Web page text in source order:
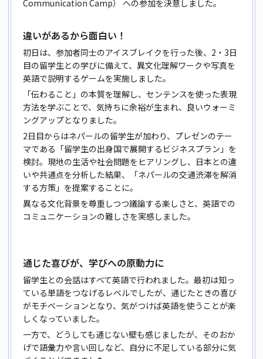
Communication Camp） への参加を決意しました。
違いがあるから面白い！
初日は、参加者同士のアイスブレイクを行った後、2・3日
目の留学生との学びに備えて、異文化理解ワークや写真を
英語で説明するゲームを実施しました。
「伝わること」の本質を理解し、センテンスを使った表現
方法を学ぶことで、気持ちに余裕が生まれ、良いウォーミ
ングアップとなりました。
2日目からはネパールの留学生が加わり、プレゼンのテー
マである「留学生の出身国で展開するビジネスプラン」を
検討。現地の生活や社会問題をヒアリングし、日本との違
いや共通点を分析した結果、「ネパールの交通渋滞を解消
する方策」を提案することに。
異なる文化背景を尊重しつつ議論する楽しさと、英語での
コミュニケーションの難しさを実感しました。
通じた喜びが、学びへの原動力に
留学生との会話はすべて英語で行われました。最初は知っ
ている単語をつなげるレベルでしたが、通じたときの喜び
がモチベーションとなり、気がつけば英語を使うことが楽
しくなっていました。
一方で、どうしても通じない壁も感じましたが、そのおか
げで語彙力や言い回しなど、自分に不足している部分に気